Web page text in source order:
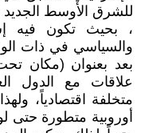
للشرق الأوسط
، بحيث تكون فيه
والسياسي في ذات
بعد بعنوان (مكان
علاقات مع الدول
متخلفة اقتصادياً،
أوروبية متطورة حتى